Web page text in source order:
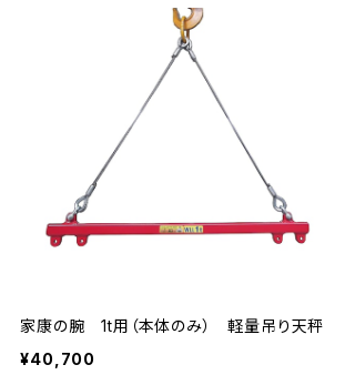
家康の腕 1t用（本体のみ） 軽量吊り天秤
¥40,700